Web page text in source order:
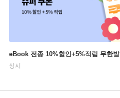
eBook 전종 10%할인+5%적립 무한
상시